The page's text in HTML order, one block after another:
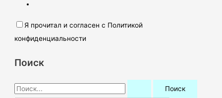
Я прочитал и согласен с Политикой
конфиденциальности
Поиск
П